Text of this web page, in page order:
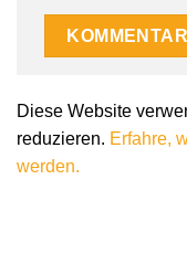
Diese Website
reduzieren. Erfahre,
werden.